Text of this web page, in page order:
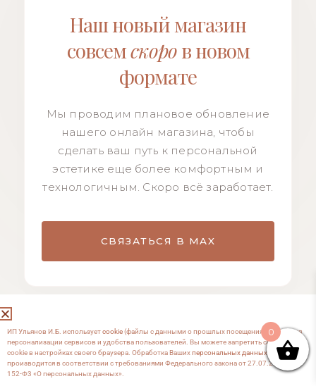
Наш новый магазин
совсемскоров новом
формате
Мы проводим плановое обновление
нашего онлайн магазина, чтобы
сделать ваш путь к персональной
эстетике еще более комфортным и
технологичным. Скоро всё заработает.
СВЯЗАТЬСЯ В MAX
0
ИП Ульянов И.Б. используетcookie(файлы с данными о прошлых посещениях сайта) для
персонализации сервисов и удобства пользователей. Вы можете запретить сохранение
cookie в настройках своего браузера. Обработка Вашихперсональных данных
производится в соответствии с требованиями Федерального закона от 27.07.2006 №
152-Ф3 «О персональных данных».